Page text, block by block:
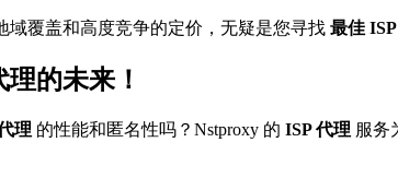
域覆盖和高度竞争的定价，无疑是您寻找 最佳
的未来！
理 的性能和匿名性吗？Nstproxy 的 ISP 代理 服务